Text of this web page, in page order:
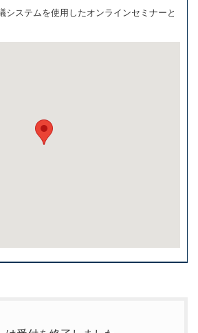
システムを使用したオンラインセミナーと